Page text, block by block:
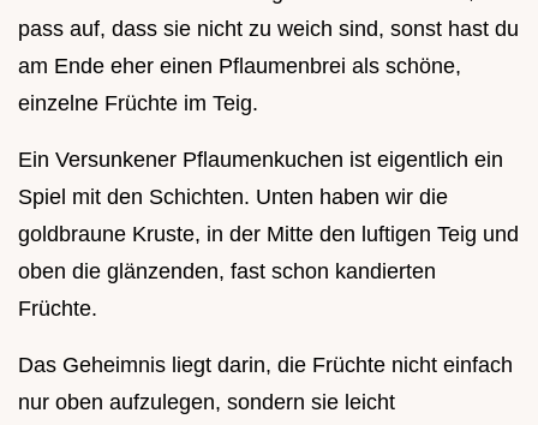
pass auf, dass sie nicht zu weich sind, sonst hast du
am Ende eher einen Pflaumenbrei als schöne,
einzelne Früchte im Teig.
Ein Versunkener Pflaumenkuchen ist eigentlich ein
Spiel mit den Schichten. Unten haben wir die
goldbraune Kruste, in der Mitte den luftigen Teig und
oben die glänzenden, fast schon kandierten
Früchte.
Das Geheimnis liegt darin, die Früchte nicht einfach
nur oben aufzulegen, sondern sie leicht